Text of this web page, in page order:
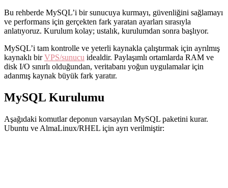
Bu rehberde MySQL’i bir sunucuya kurmayı, güvenliğini sağlamayı
ve performans için gerçekten fark yaratan ayarları sırasıyla
anlatıyoruz. Kurulum kolay; ustalık, kurulumdan sonra başlıyor.
MySQL’i tam kontrolle ve yeterli kaynakla çalıştırmak için ayrılmış
kaynaklı birVPS/sunucu idealdir. Paylaşımlı ortamlarda RAM ve
disk I/O sınırlı olduğundan, veritabanı yoğun uygulamalar için
adanmış kaynak büyük fark yaratır.
MySQL Kurulumu
Aşağıdaki komutlar deponun varsayılan MySQL paketini kurar.
Ubuntu ve AlmaLinux/RHEL için ayrı verilmiştir: